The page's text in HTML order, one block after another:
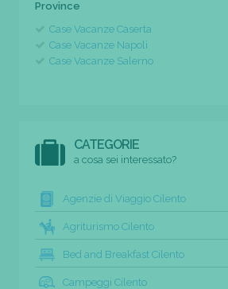
Province
Case Vacanze Caserta
Case Vacanze Napoli
Case Vacanze Salerno
CATEGORIE
a cosa sei interessato?
Agenzie di Viaggio Cilento
Agriturismo Cilento
Bed and Breakfast Cilento
Campeggi Cilento